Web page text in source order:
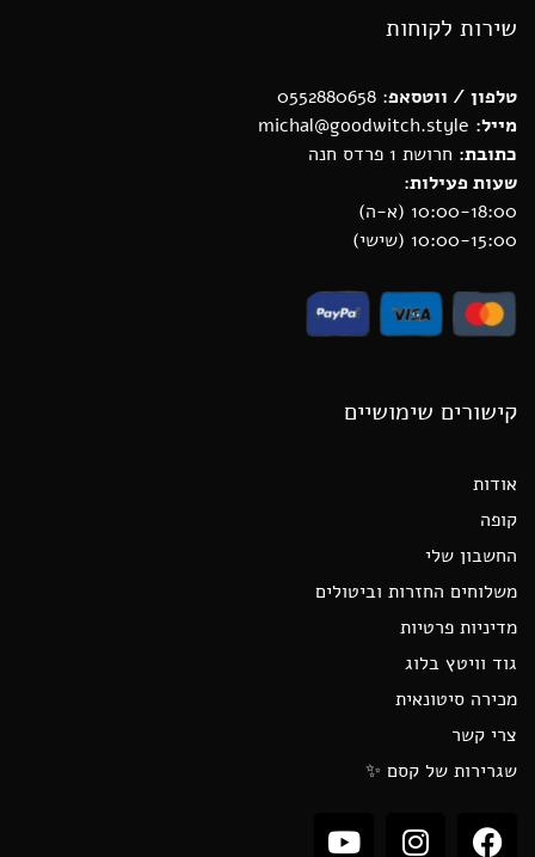
שירות לקוחות
טלפון / ווטסאפ: 0552880658
מייל:
כתובת: חרושת 1 פרדס חנה
שעות פעילות:
10:00-18:00 (א-ה)
10:00-15:00 (שישי)
קישורים שימושיים
אודות
קופה
החשבון שלי
משלוחים החזרות וביטולים
מדיניות פרטיות
גוד וויטץ בלוג
מכירה סיטונאית
צרי קשר
שגרירות של קסם ✨